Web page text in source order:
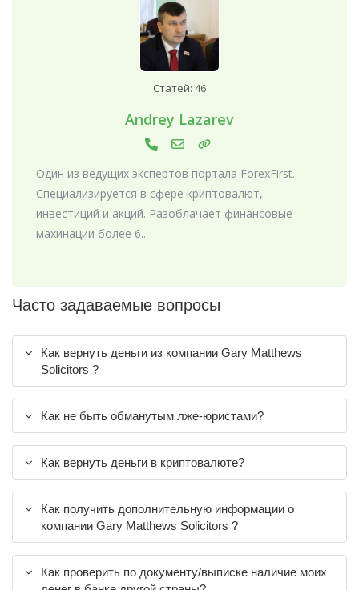
Статей: 46
Andrey Lazarev
Один из ведущих экспертов портала ForexFirst.
Специализируется в сфере криптовалют,
инвестиций и акций. Разоблачает финансовые
махинации более 6...
Часто задаваемые вопросы
Как вернуть деньги из компании Gary Matthews
Solicitors ?
Как не быть обманутым лже-юристами?
Как вернуть деньги в криптовалюте?
Как получить дополнительную информации о
компании Gary Matthews Solicitors ?
Как проверить по документу/выписке наличие моих